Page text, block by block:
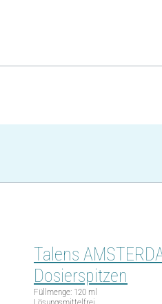
Talens
Dosierspitzen
Füllmenge: 120 ml